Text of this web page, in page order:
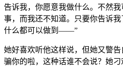
告诉我，你愿意我做什么。不然
事，而我还不知道。只要你告诉
什么都可以做到——”
她好喜欢听他这样说，但她又警
骗你的啦，这种话谁不会说？她